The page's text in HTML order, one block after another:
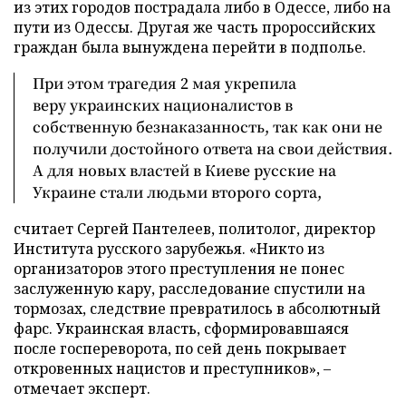
из этих городов пострадала либо в Одессе, либо на
пути из Одессы. Другая же часть пророссийских
граждан была вынуждена перейти в подполье.
При этом трагедия 2 мая укрепила
веру украинских националистов в
собственную безнаказанность, так как они не
получили достойного ответа на свои действия.
А для новых властей в Киеве русские на
Украине стали людьми второго сорта,
считает Сергей Пантелеев, политолог, директор
Института русского зарубежья. «Никто из
организаторов этого преступления не понес
заслуженную кару, расследование спустили на
тормозах, следствие превратилось в абсолютный
фарс. Украинская власть, сформировавшаяся
после госпереворота, по сей день покрывает
откровенных нацистов и преступников», –
отмечает эксперт.